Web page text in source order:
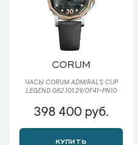
CORUM
ЧАСЫ CORUM ADMIRAL'S CUP
LEGEND 082.101.29/0F41-PN10
398 400 руб.
КУПИТЬ